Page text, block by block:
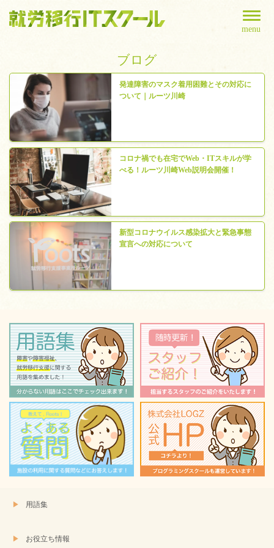
menu
ブログ
発達障害のマスク着用困難とその対応に
ついて｜ルーツ川崎
コロナ禍でも在宅でWeb・ITスキルが学
べる！ルーツ川崎Web説明会開催！
新型コロナウイルス感染拡大と緊急事態
宣言への対応について
用語集
お役立ち情報